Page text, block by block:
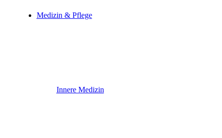
Medizin & Pflege
Innere Medizin